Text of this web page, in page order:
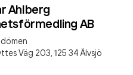
Ahlberg
AB
Väg 203, 125 34 Älvsjö